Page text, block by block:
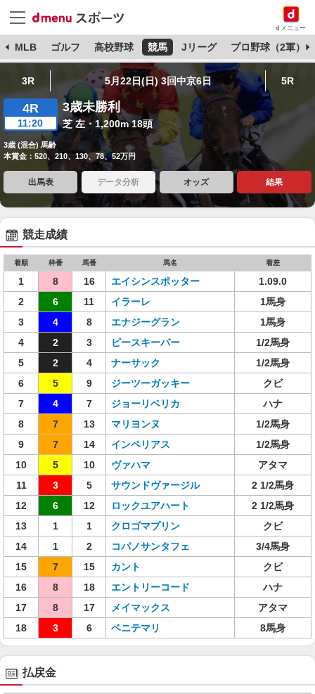
dメニュー
MLB ゴルフ 高校野球 競馬 Jリーグ プロ野球（2軍）
3R 5月22日(日) 3回中京6日 5R
4R
11:20
3歳未勝利
芝 左・1,200m 18頭
3歳 (混合) 馬齢
本賞金：520、210、130、78、52万円
出馬表 データ分析 オッズ 結果
競走成績
着順 枠番 馬番 馬名 着差
1 8 16 エイシンスポッター
1.09.0
2
6 11 イラーレ
1馬身
3
4 8 エナジーグラン
1馬身
4
2 3 ピースキーパー
1/2馬身
5
2 4 ナーサック
1/2馬身
6
5 9 ジーツーガッキー
クビ
7
4 7 ジョーリベリカ
ハナ
8
7 13 マリヨンヌ
1/2馬身
9
7 14 インペリアス
1/2馬身
10
5 10 ヴァハマ
アタマ
11
3 5 サウンドヴァージル
2 1/2馬身
12
6 12 ロックユアハート
2 1/2馬身
13
1 1 クロゴマプリン
クビ
14
1 2 コパノサンタフェ
3/4馬身
15
7 15 カント
クビ
16
8 18 エントリーコード
ハナ
17
8 17 メイマックス
アタマ
18
3 6 ベニテマリ 8馬身
払戻金